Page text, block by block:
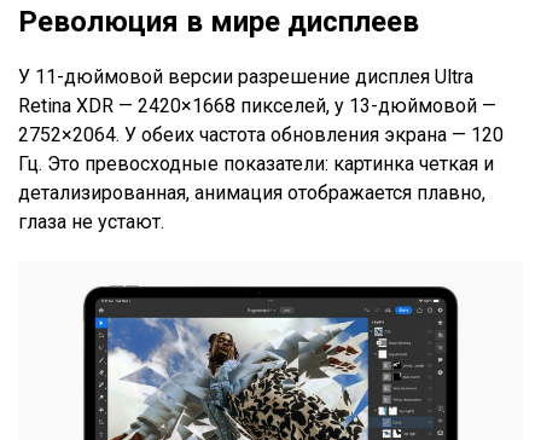
Революция в мире дисплеев
У 11-дюймовой версии разрешение дисплея Ultra
Retina XDR — 2420×1668 пикселей, у 13-дюймовой —
2752×2064. У обеих частота обновления экрана — 120
Гц. Это превосходные показатели: картинка четкая и
детализированная, анимация отображается плавно,
глаза не устают.